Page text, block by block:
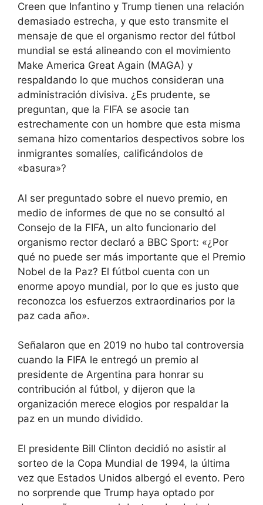
Creen que Infantino y Trump tienen una relación
demasiado estrecha, y que esto transmite el
mensaje de que el organismo rector del fútbol
mundial se está alineando con el movimiento
Make America Great Again (MAGA) y
respaldando lo que muchos consideran una
administración divisiva. ¿Es prudente, se
preguntan, que la FIFA se asocie tan
estrechamente con un hombre que esta misma
semana hizo comentarios despectivos sobre los
inmigrantes somalíes, calificándolos de
«basura»?
Al ser preguntado sobre el nuevo premio, en
medio de informes de que no se consultó al
Consejo de la FIFA, un alto funcionario del
organismo rector declaró a BBC Sport: «¿Por
qué no puede ser más importante que el Premio
Nobel de la Paz? El fútbol cuenta con un
enorme apoyo mundial, por lo que es justo que
reconozca los esfuerzos extraordinarios por la
paz cada año».
Señalaron que en 2019 no hubo tal controversia
cuando la FIFA le entregó un premio al
presidente de Argentina para honrar su
contribución al fútbol, ​​y dijeron que la
organización merece elogios por respaldar la
paz en un mundo dividido.
El presidente Bill Clinton decidió no asistir al
sorteo de la Copa Mundial de 1994, la última
vez que Estados Unidos albergó el evento. Pero
no sorprende que Trump haya optado por